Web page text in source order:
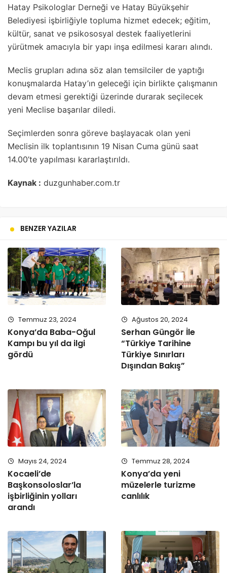
Hatay Psikologlar Derneği ve Hatay Büyükşehir
Belediyesi işbirliğiyle topluma hizmet edecek; eğitim,
kültür, sanat ve psikososyal destek faaliyetlerini
yürütmek amacıyla bir yapı inşa edilmesi kararı alındı.
Meclis grupları adına söz alan temsilciler de yaptığı
konuşmalarda Hatay’ın geleceği için birlikte çalışmanın
devam etmesi gerektiği üzerinde durarak seçilecek
yeni Meclise başarılar diledi.
Seçimlerden sonra göreve başlayacak olan yeni
Meclisin ilk toplantısının 19 Nisan Cuma günü saat
14.00’te yapılması kararlaştırıldı.
Kaynak : duzgunhaber.com.tr
BENZER YAZILAR
Temmuz 23, 2024
Konya’da Baba-Oğul
Kampı bu yıl da ilgi
gördü
Ağustos 20, 2024
Serhan Güngör İle
“Türkiye Tarihine
Türkiye Sınırları
Dışından Bakış”
Mayıs 24, 2024
Kocaeli’de
Başkonsoloslar’la
işbirliğinin yolları
arandı
Temmuz 28, 2024
Konya’da yeni
müzelerle turizme
canlılık